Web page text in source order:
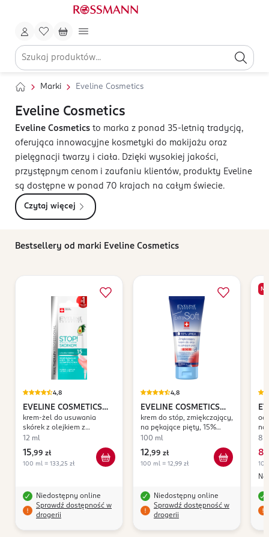
Marki Eveline Cosmetics
Eveline Cosmetics
Eveline Cosmetics to marka z ponad 35-letnią tradycją,
oferująca innowacyjne kosmetyki do makijażu oraz
pielęgnacji twarzy i ciała. Dzięki wysokiej jakości,
przystępnym cenom i zaufaniu klientów, produkty Eveline
są dostępne w ponad 70 krajach na całym świecie.
Czytaj więcej
Bestsellery od marki Eveline Cosmetics
4,8
EVELINE COSMETICS
Nail Therapy
Professional
krem-żel do usuwania
skórek z olejkiem z
awokado
12 ml
15,99 zł
100 ml = 133,25 zł
Niedostępny online
Sprawdź dostępność w
drogerii
4,8
EVELINE COSMETICS
Extra Soft SOS
krem do stóp, zmiękczający,
na pękające pięty, 15%
Urea
100 ml
12,99 zł
100 ml = 12,99 zł
Niedostępny online
Sprawdź dostępność w
drogerii
&
8
8